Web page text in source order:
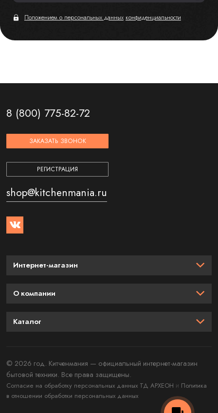
Положением о персональных данных конфиденциальности
8 (800) 775-82-72
ЗАКАЗАТЬ ЗВОНОК
РЕГИСТРАЦИЯ
shop@kitchenmania.ru
Интернет-магазин
О компании
Каталог
© 2026 год. Китченмания — официальный интернет-магазин
бытовой техники. Все права защищены.
Согласие на обработку персональных данных ТД АРХЕОН и Политика
в отношении обработки персональных данных